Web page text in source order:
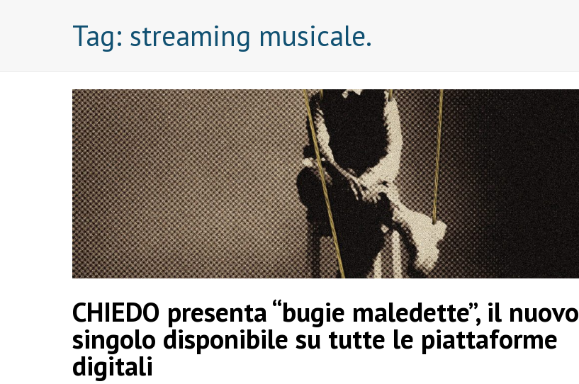
Tag: streaming musicale.
CHIEDO presenta “bugie maledette”, il nuovo
singolo disponibile su tutte le piattaforme
digitali